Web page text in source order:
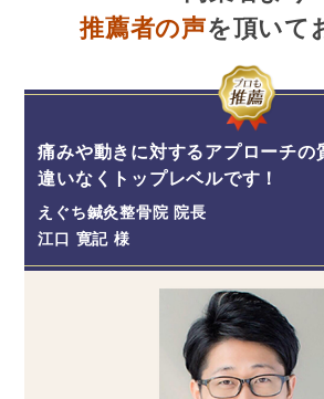
推薦者の声を頂いて
痛みや動きに対するアプローチの
違いなくトップレベルです！
えぐち鍼灸整骨院 院長
江口 寛記 様